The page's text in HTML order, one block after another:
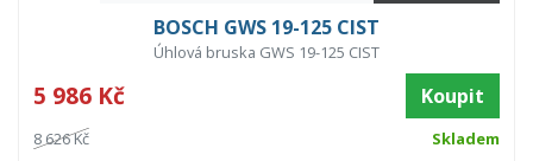
BOSCH GWS 19-125 CIST
Úhlová bruska GWS 19-125 CIST
5 986 Kč Koupit
8 626 Kč Skladem